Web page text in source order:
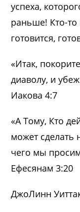
успеха,
раньше! Кто-то
готовится,
«Итак,
диаволу, и
Иакова 4:7
«А Тому, Кто
может сделать
чего мы
Ефесянам 3:20
ДжоЛинн